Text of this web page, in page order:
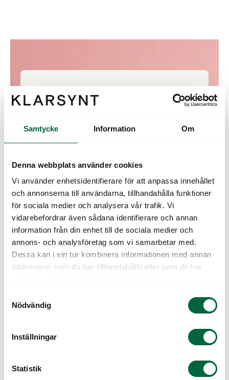
Samtycke Information Om
Denna webbplats använder cookies
Vi använder enhetsidentifierare för att anpassa innehållet
och annonserna till användarna, tillhandahålla funktioner
för sociala medier och analysera vår trafik. Vi
vidarebefordrar även sådana identifierare och annan
information från din enhet till de sociala medier och
annons- och analysföretag som vi samarbetar med.
Dessa kan i sin tur kombinera informationen med annan
information som du har tillhandahållit eller som de har
Nödvändig
Inställningar
Statistik
Hösttrender 2023
Här hittar du tips från en Glasögonexpert
om vad som gäller inom glasögonmodet.
Glasögontrender 2023
Som din personliga optiker anpassar vi oss efter